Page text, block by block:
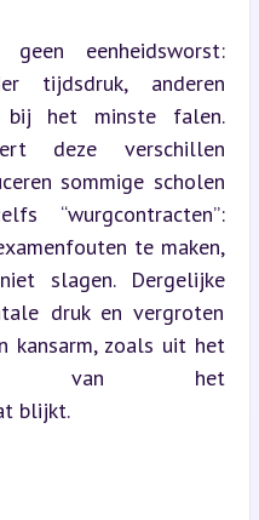
eenheidsworst:
tijdsdruk, anderen
het minste falen.
deze verschillen
sommige scholen
“wurgcontracten”:
te maken,
slagen. Dergelijke
druk en vergroten
kansarm, zoals uit het
van het
blijkt.